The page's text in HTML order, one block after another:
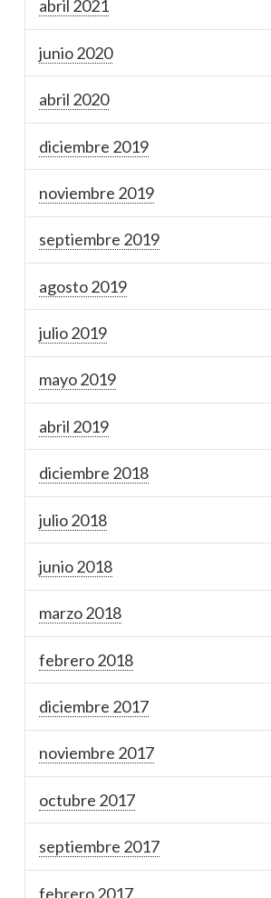
abril 2021
junio 2020
abril 2020
diciembre 2019
noviembre 2019
septiembre 2019
agosto 2019
julio 2019
mayo 2019
abril 2019
diciembre 2018
julio 2018
junio 2018
marzo 2018
febrero 2018
diciembre 2017
noviembre 2017
octubre 2017
septiembre 2017
febrero 2017